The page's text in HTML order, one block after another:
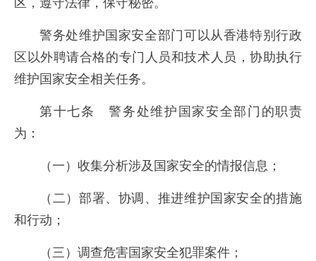
警务处维护国家安全部门可以从香港特别行政
区以外聘请合格的专门人员和技术人员，协助执行
维护国家安全相关任务。
第十七条 警务处维护国家安全部门的职责
为：
（一）收集分析涉及国家安全的情报信息；
（二）部署、协调、推进维护国家安全的措施
和行动；
（三）调查危害国家安全犯罪案件；